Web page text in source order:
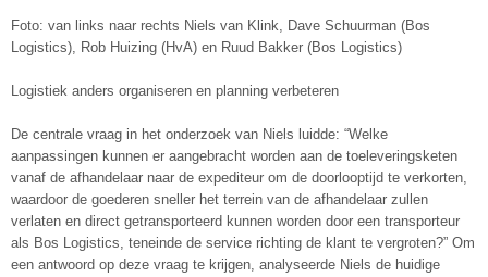
Foto: van links naar rechts Niels van Klink, Dave Schuurman (Bos
Logistics), Rob Huizing (HvA) en Ruud Bakker (Bos Logistics)
Logistiek anders organiseren en planning verbeteren
De centrale vraag in het onderzoek van Niels luidde: “Welke
aanpassingen kunnen er aangebracht worden aan de toeleveringsketen
vanaf de afhandelaar naar de expediteur om de doorlooptijd te verkorten,
waardoor de goederen sneller het terrein van de afhandelaar zullen
verlaten en direct getransporteerd kunnen worden door een transporteur
als Bos Logistics, teneinde de service richting de klant te vergroten?” Om
een antwoord op deze vraag te krijgen, analyseerde Niels de huidige